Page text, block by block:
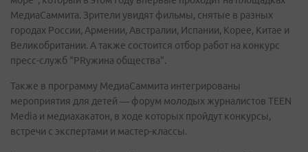
МедиаСаммита. Зрители увидят фильмы, снятые в разных
городах России, Армении, Австралии, Испании, Корее, Китае и
Великобритании. А также состоится отбор работ на конкурс
пресс-служб "PRужина общества".
Также в программу МедиаСаммита интегрированы
мероприятия для детей — форум молодых журналистов TEEN
Media и медиахакатон, в ходе которых пройдут конкурсы,
встречи с экспертами и мастер-классы.